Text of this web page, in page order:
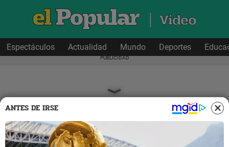
Espectáculos Actualidad Mundo Deportes
ANTES DE IRSE